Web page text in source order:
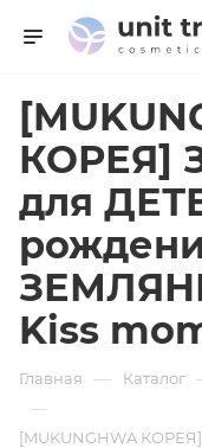
КОРЕЯ]
для
Kiss
Главная — Каталог
—
[MUKUNGHWA